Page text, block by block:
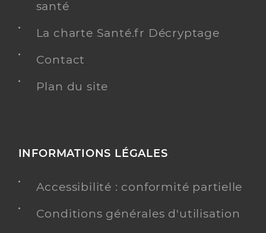
santé
La charte Santé.fr Décryptage
Contact
Plan du site
INFORMATIONS LÉGALES
Accessibilité : conformité partielle
Conditions générales d'utilisation